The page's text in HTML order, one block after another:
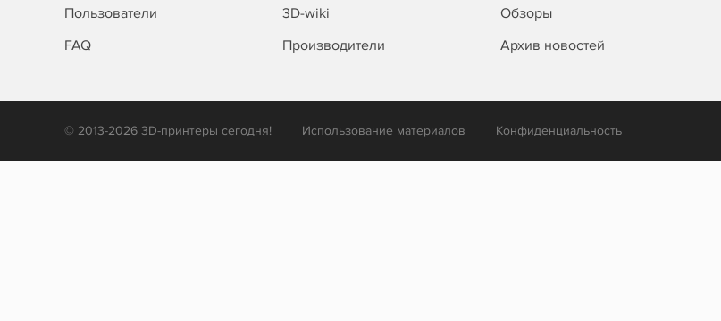
Пользователи
FAQ
3D-wiki
Производители
Обзоры
Архив новостей
© 2013-2026 3D-принтеры сегодня! Использование материалов Конфиденциальность